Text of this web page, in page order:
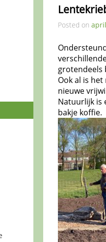
Posted on
grotendeels
Ook al is
nieuwe
Natuurlijk is
bakje koffie.